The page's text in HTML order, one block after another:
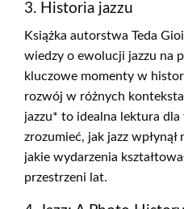
3. Historia jazzu
Książka autorstwa Teda
wiedzy o ewolucji jazzu na
kluczowe momenty w
rozwój w różnych
jazzu* to idealna lektura
zrozumieć, jak jazz wpłynął
jakie wydarzenia
przestrzeni lat.